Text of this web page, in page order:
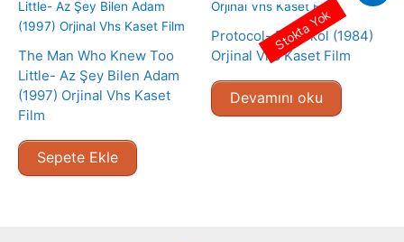
The Man Who Knew Too
Little- Az Şey Bilen Adam
(1997) Orjinal Vhs Kaset
Film
Sepete Ekle
Protocol- Protokol (1984)
Orjinal Vhs Kaset Film
Devamını oku
Stokta Yok